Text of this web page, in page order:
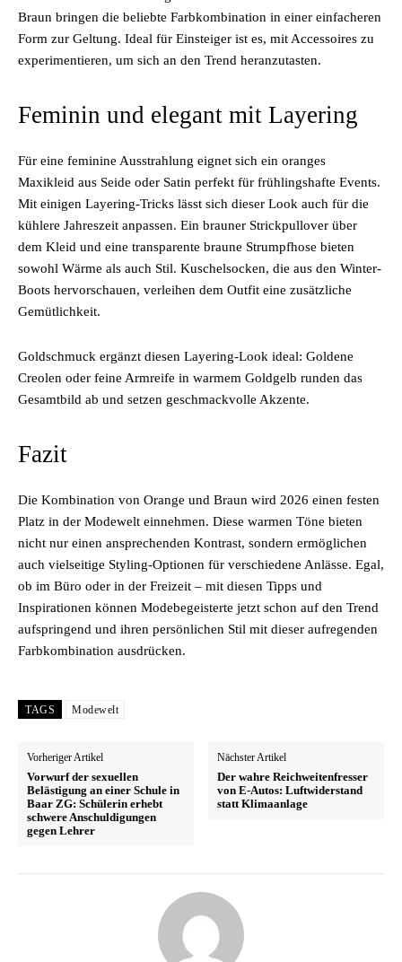
Braun bringen die beliebte Farbkombination in einer einfacheren
Form zur Geltung. Ideal für Einsteiger ist es, mit Accessoires zu
experimentieren, um sich an den Trend heranzutasten.
Feminin und elegant mit Layering
Für eine feminine Ausstrahlung eignet sich ein oranges
Maxikleid aus Seide oder Satin perfekt für frühlingshafte Events.
Mit einigen Layering-Tricks lässt sich dieser Look auch für die
kühlere Jahreszeit anpassen. Ein brauner Strickpullover über
dem Kleid und eine transparente braune Strumpfhose bieten
sowohl Wärme als auch Stil. Kuschelsocken, die aus den Winter-
Boots hervorschauen, verleihen dem Outfit eine zusätzliche
Gemütlichkeit.
Goldschmuck ergänzt diesen Layering-Look ideal: Goldene
Creolen oder feine Armreife in warmem Goldgelb runden das
Gesamtbild ab und setzen geschmackvolle Akzente.
Fazit
Die Kombination von Orange und Braun wird 2026 einen festen
Platz in der Modewelt einnehmen. Diese warmen Töne bieten
nicht nur einen ansprechenden Kontrast, sondern ermöglichen
auch vielseitige Styling-Optionen für verschiedene Anlässe. Egal,
ob im Büro oder in der Freizeit – mit diesen Tipps und
Inspirationen können Modebegeisterte jetzt schon auf den Trend
aufspringend und ihren persönlichen Stil mit dieser aufregenden
Farbkombination ausdrücken.
TAGS Modewelt
Vorheriger Artikel
Vorwurf der sexuellen
Belästigung an einer Schule in
Baar ZG: Schülerin erhebt
schwere Anschuldigungen
gegen Lehrer
Nächster Artikel
Der wahre Reichweitenfresser
von E-Autos: Luftwiderstand
statt Klimaanlage